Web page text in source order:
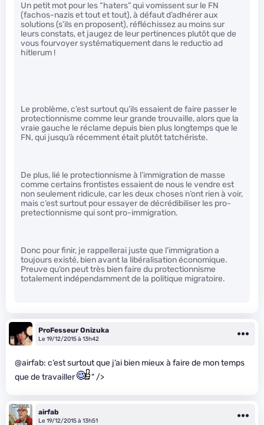
Un petit mot pour les “haters” qui vomissent sur le FN
(fachos-nazis et tout et tout), à défaut d’adhérer aux
solutions (s’ils en proposent), réfléchissez au moins sur
leurs constats, et jaugez de leur pertinences plutôt que de
vous fourvoyer systématiquement dans le reductio ad
hitlerum !
Le problème, c’est surtout qu’ils essaient de faire passer le
protectionnisme comme leur grande trouvaille, alors que la
vraie gauche le réclame depuis bien plus longtemps que le
FN, qui jusqu’à récemment était plutôt tatchériste.
De plus, lié le protectionnisme à l’immigration de masse
comme certains frontistes essaient de nous le vendre est
non seulement ridicule, car les deux choses n’ont rien à voir,
mais c’est surtout pour essayer de décrédibiliser les pro-
pretectionnisme qui sont pro-immigration.
Donc pour finir, je rappellerai juste que l’immigration a
toujours existé, bien avant la libéralisation économique.
Preuve qu’on peut très bien faire du protectionnisme
totalement indépendamment de la politique migratoire.
ProFesseur Onizuka
Le 19/12/2015 à 13h42
@airfab: c’est surtout que j’ai bien mieux à faire de mon temps
que de travailler
" />
airfab
Le 19/12/2015 à 13h51